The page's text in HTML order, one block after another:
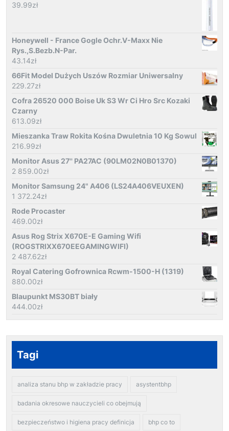
39.99zł
Honeywell - France Gogle Ochr.V-Maxx Nie
Rys.,S.Bezb.N-Par.
43.14zł
66Fit Model Dużych Uszów Rozmiar Uniwersalny
229.27zł
Cofra 26520 000 Boise Uk S3 Wr Ci Hro Src Kozaki
Czarny
613.09zł
Mieszanka Traw Rokita Kośna Dwuletnia 10 Kg Sowul
216.99zł
Monitor Asus 27'' PA27AC (90LM02N0B01370)
2 859.00zł
Monitor Samsung 24" A406 (LS24A406VEUXEN)
1 372.24zł
Rode Procaster
469.00zł
Asus Rog Strix X670E-E Gaming Wifi
(ROGSTRIXX670EEGAMINGWIFI)
2 487.62zł
Royal Catering Gofrownica Rcwm-1500-H (1319)
880.00zł
Blaupunkt MS30BT biały
444.00zł
Tagi
analiza stanu bhp w zakładzie pracy asystentbhp
badania okresowe nauczycieli co obejmują
bezpieczeństwo i higiena pracy definicja bhp co to